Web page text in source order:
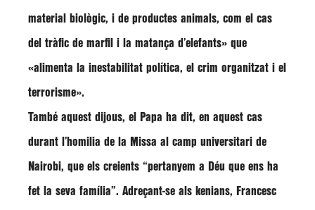
material biològic, i de productes animals, com el cas
del tràfic de marfil i la matança d’elefants» que
«alimenta la inestabilitat política, el crim organitzat i el
terrorisme».
També aquest dijous, el Papa ha dit, en aquest cas
durant l’homilia de la Missa al camp universitari de
Nairobi, que els creients “pertanyem a Déu que ens ha
fet la seva família”. Adreçant-se als kenians, Francesc